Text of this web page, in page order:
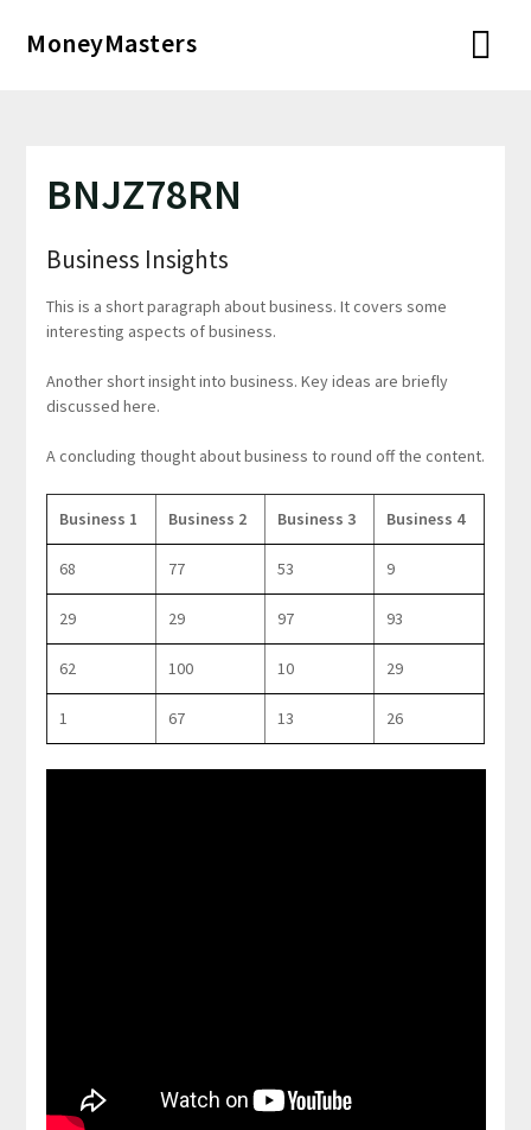
MoneyMasters
BNJZ78RN
Business Insights
This is a short paragraph about business. It covers some
interesting aspects of business.
Another short insight into business. Key ideas are briefly
discussed here.
A concluding thought about business to round off the content.
Business 1 Business 2 Business 3 Business 4
68 77 53 9
29 29 97 93
62 100 10 29
1 67 13 26